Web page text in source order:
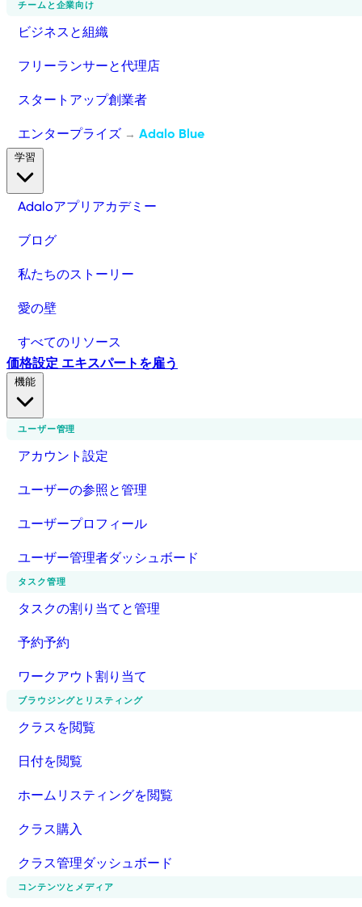
チームと企業向け
ビジネスと組織
フリーランサーと代理店
スタートアップ創業者
エンタープライズ → Adalo Blue
Adaloアプリアカデミー
ブログ
私たちのストーリー
愛の壁
すべてのリソース
価格設定 エキスパートを雇う
ユーザー管理
アカウント設定
ユーザーの参照と管理
ユーザープロフィール
ユーザー管理者ダッシュボード
タスク管理
タスクの割り当てと管理
予約予約
ワークアウト割り当て
ブラウジングとリスティング
クラスを閲覧
日付を閲覧
ホームリスティングを閲覧
クラス購入
クラス管理ダッシュボード
コンテンツとメディア